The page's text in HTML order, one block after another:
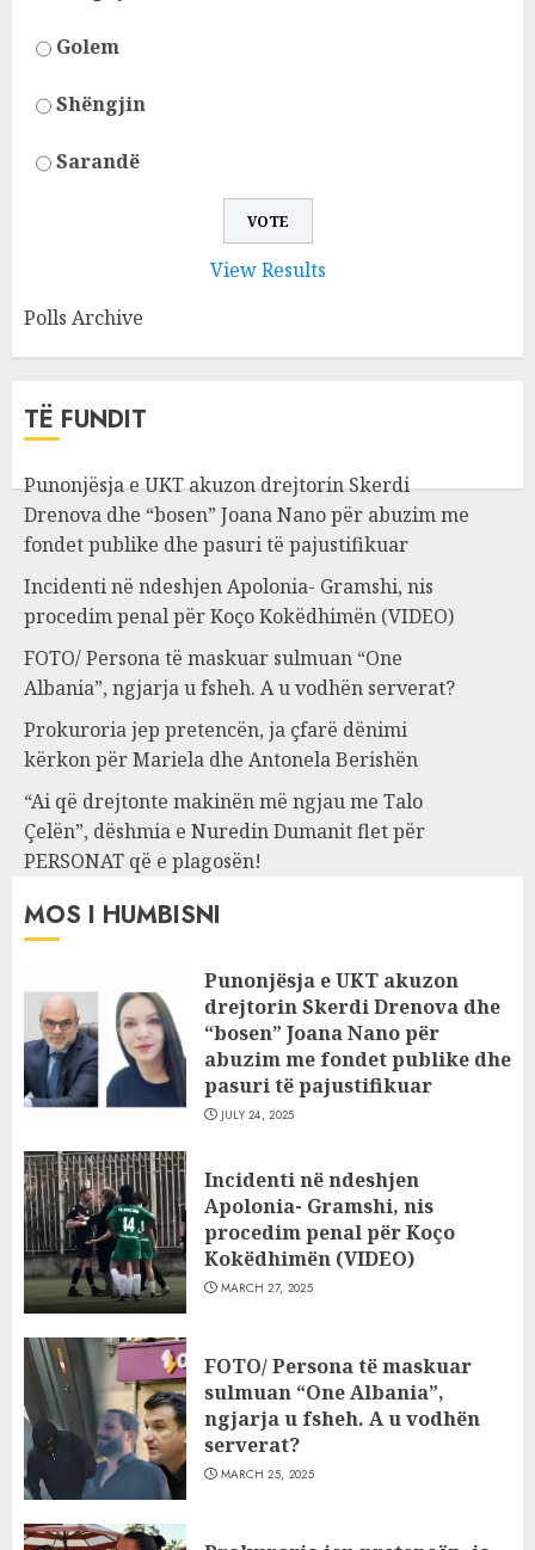
Golem
Shëngjin
Sarandë
View Results
Polls Archive
TË FUNDIT
Punonjësja e UKT akuzon drejtorin Skerdi
Drenova dhe “bosen” Joana Nano për abuzim me
fondet publike dhe pasuri të pajustifikuar
Incidenti në ndeshjen Apolonia- Gramshi, nis
procedim penal për Koço Kokëdhimën (VIDEO)
FOTO/ Persona të maskuar sulmuan “One
Albania”, ngjarja u fsheh. A u vodhën serverat?
Prokuroria jep pretencën, ja çfarë dënimi
kërkon për Mariela dhe Antonela Berishën
“Ai që drejtonte makinën më ngjau me Talo
Çelën”, dëshmia e Nuredin Dumanit flet për
PERSONAT që e plagosën!
MOS I HUMBISNI
Punonjësja e UKT akuzon
drejtorin Skerdi Drenova dhe
“bosen” Joana Nano për
abuzim me fondet publike dhe
pasuri të pajustifikuar
JULY 24, 2025
Incidenti në ndeshjen
Apolonia- Gramshi, nis
procedim penal për Koço
Kokëdhimën (VIDEO)
MARCH 27, 2025
FOTO/ Persona të maskuar
sulmuan “One Albania”,
ngjarja u fsheh. A u vodhën
serverat?
MARCH 25, 2025